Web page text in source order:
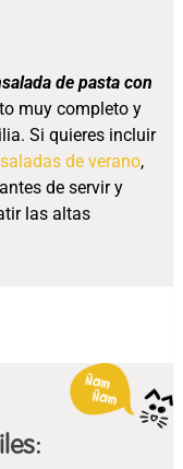
de pasta con
muy completo y
Si quieres incluir
de verano,
de servir y
las altas